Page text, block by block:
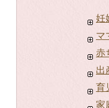
妊
マ
赤
出
育
家